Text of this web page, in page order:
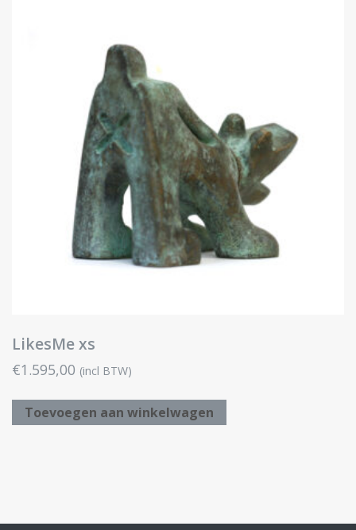
LikesMe xs
€1.595,00 (incl BTW)
Toevoegen aan winkelwagen